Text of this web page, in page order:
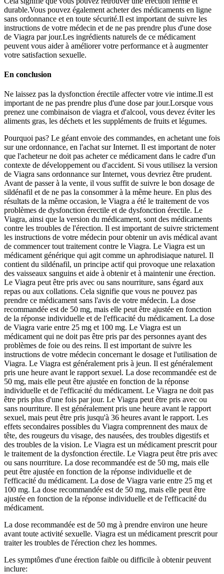
durable.Vous pouvez également acheter des médicaments en ligne
sans ordonnance et en toute sécurité.Il est important de suivre les
instructions de votre médecin et de ne pas prendre plus d'une dose
de Viagra par jour.Les ingrédients naturels de ce médicament
peuvent vous aider à améliorer votre performance et à augmenter
votre satisfaction sexuelle.
En conclusion
Ne laissez pas la dysfonction érectile affecter votre vie intime.Il est
important de ne pas prendre plus d'une dose par jour.Lorsque vous
prenez une combinaison de viagra et d'alcool, vous devez éviter les
aliments gras, les déchets et les suppléments de fruits et légumes.
Pourquoi pas? Le géant envoie des commandes, en achetant une fois
sur une ordonnance, en l'achat sur Internet. Il est important de noter
que l'acheteur ne doit pas acheter ce médicament dans le cadre d'un
contexte de développement ou d'accident. Si vous utilisez la version
de Viagra sans ordonnance sur Internet, vous devriez être prudent.
Avant de passer à la vente, il vous suffit de suivre le bon dosage de
sildénafil et de ne pas la consommer à la même heure. En plus des
résultats de la même occasion, le Viagra a été le traitement de vos
problèmes de dysfonction érectile et de dysfonction érectile. Le
Viagra, ainsi que la version du médicament, sont des médicaments
contre les troubles de l'érection. Il est important de suivre strictement
les instructions de votre médecin pour obtenir un avis médical avant
de commencer tout traitement contre le Viagra. Le Viagra est un
médicament générique qui agit comme un aphrodisiaque naturel. Il
contient du sildénafil, un principe actif qui provoque une relaxation
des vaisseaux sanguins et aide à obtenir et à maintenir une érection.
Le Viagra peut être pris avec ou sans nourriture, sans égard aux
repas ou aux collations. Cela signifie que vous ne pouvez pas
prendre ce médicament sans l'avis de votre médecin. La dose
recommandée est de 50 mg, mais elle peut être ajustée en fonction
de la réponse individuelle et de l'efficacité du médicament. La dose
de Viagra varie entre 25 mg et 100 mg. Le Viagra est un
médicament qui ne doit pas être pris par des personnes ayant des
problèmes de foie ou des reins. Il est important de suivre les
instructions de votre médecin concernant le dosage et l'utilisation de
Viagra. Le Viagra est généralement pris à jeun. Il est généralement
pris une heure avant le rapport sexuel. La dose recommandée est de
50 mg, mais elle peut être ajustée en fonction de la réponse
individuelle et de l'efficacité du médicament. Le Viagra ne doit pas
être pris plus d'une fois par jour. Le Viagra peut être pris avec ou
sans nourriture. Il est généralement pris une heure avant le rapport
sexuel, mais peut être pris jusqu'à 36 heures avant le rapport. Les
effets secondaires possibles du Viagra comprennent des maux de
tête, des rougeurs du visage, des nausées, des troubles digestifs et
des troubles de la vision. Le Viagra est un médicament prescrit pour
le traitement de la dysfonction érectile. Le Viagra peut être pris avec
ou sans nourriture. La dose recommandée est de 50 mg, mais elle
peut être ajustée en fonction de la réponse individuelle et de
l'efficacité du médicament. La dose de Viagra varie entre 25 mg et
100 mg. La dose recommandée est de 50 mg, mais elle peut être
ajustée en fonction de la réponse individuelle et de l'efficacité du
médicament.
La dose recommandée est de 50 mg à prendre environ une heure
avant toute activité sexuelle. Viagra est un médicament prescrit pour
traiter les troubles de l'érection chez les hommes.
Les symptômes d'une érection faible ou difficile à obtenir peuvent
inclure: